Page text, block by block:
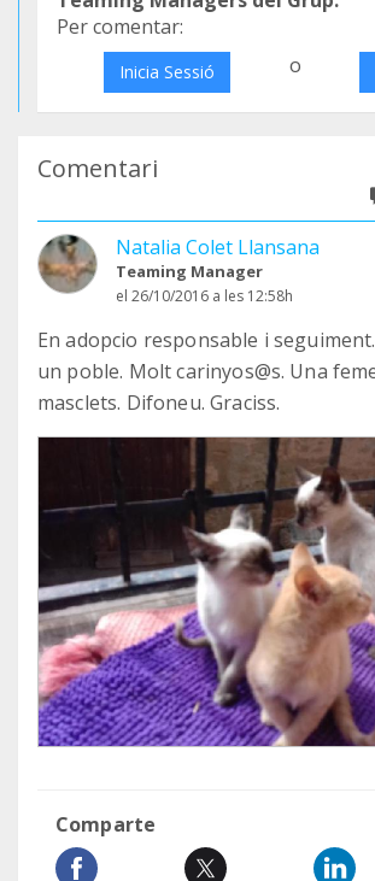
Per comentar:
Inicia Sessió o
Comentari
Natalia Colet Llansana
Teaming Manager
el 26/10/2016 a les 12:58h
En adopcio responsable i
un poble. Molt carinyos@s. Una
masclets. Difoneu. Graciss.
Comparte